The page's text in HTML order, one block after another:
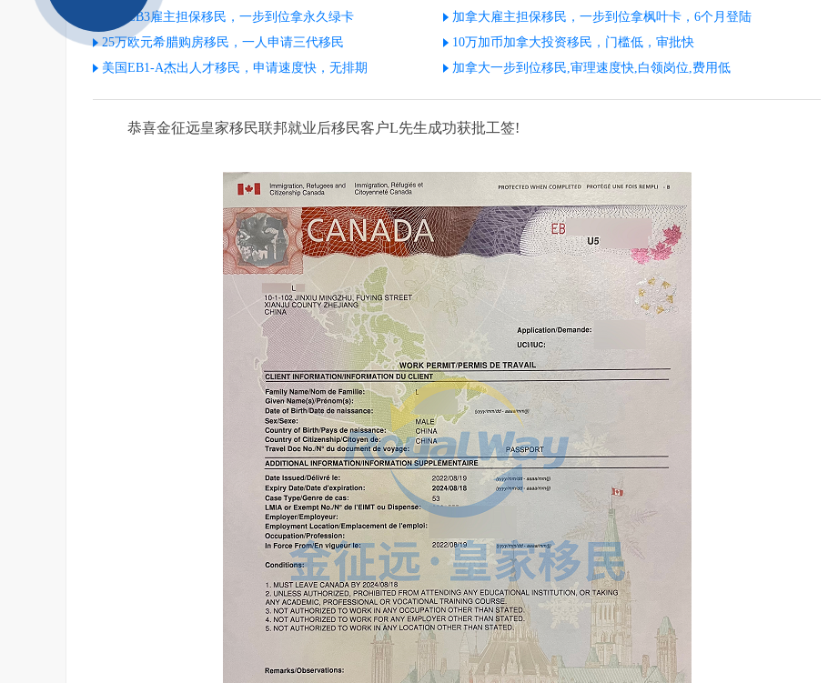
美国EB3雇主担保移民，一步到位拿永久绿卡
加拿大雇主担保移民，一步到位拿枫叶卡，6个月登陆
25万欧元希腊购房移民，一人申请三代移民
10万加币加拿大投资移民，门槛低，审批快
美国EB1-A杰出人才移民，申请速度快，无排期
加拿大一步到位移民,审理速度快,白领岗位,费用低
恭喜金征远皇家移民联邦就业后移民客户L先生成功获批工签!